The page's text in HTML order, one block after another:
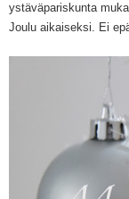
ystäväpariskunta
Joulu aikaiseksi. Ei